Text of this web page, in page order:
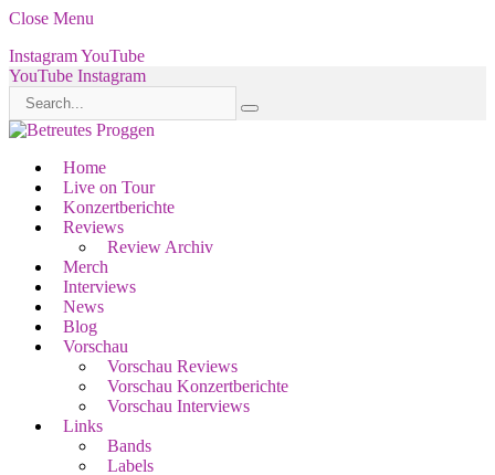
Close Menu
InstagramYouTube
YouTube Instagram
Home
Live on Tour
Konzertberichte
Reviews
Review Archiv
Merch
Interviews
News
Blog
Vorschau
Vorschau Reviews
Vorschau Konzertberichte
Vorschau Interviews
Links
Bands
Labels